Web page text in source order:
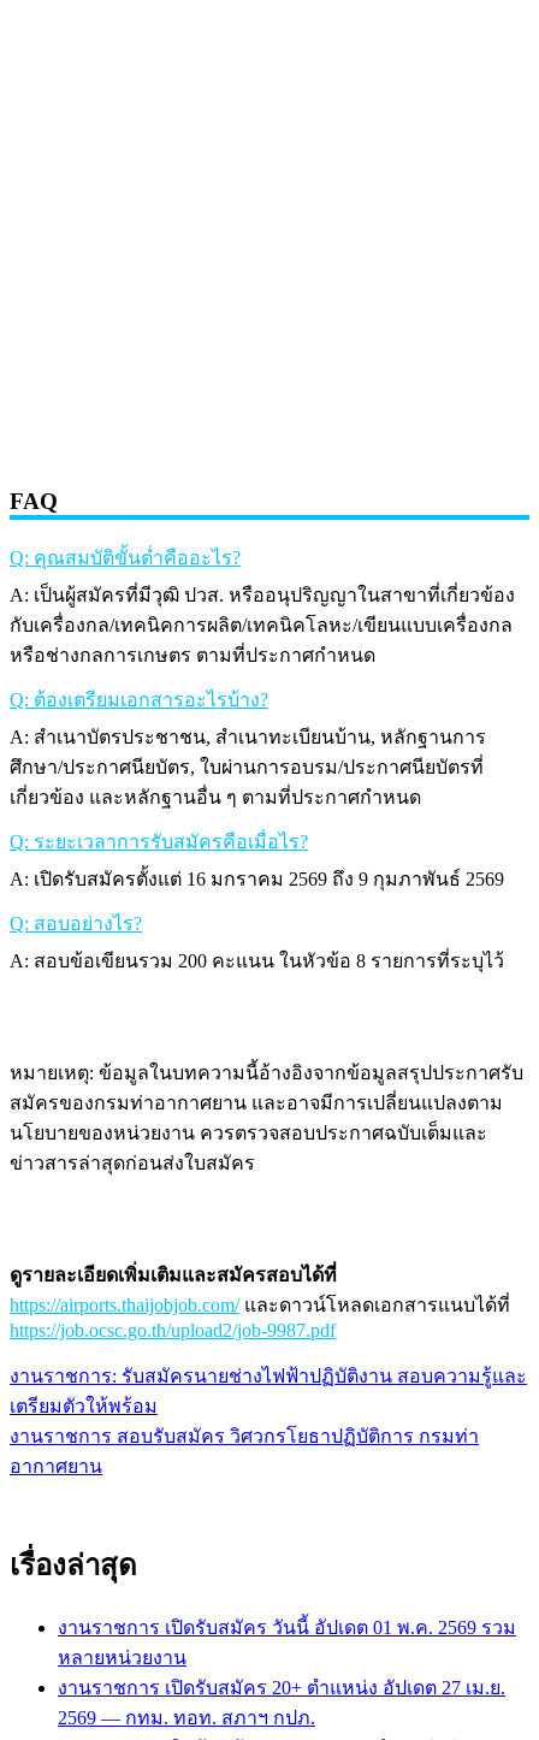
FAQ
Q: คุณสมบัติขั้นต่ำคืออะไร?
A: เป็นผู้สมัครที่มีวุฒิ ปวส. หรืออนุปริญญาในสาขาที่เกี่ยวข้อง
กับเครื่องกล/เทคนิคการผลิต/เทคนิคโลหะ/เขียนแบบเครื่องกล
หรือช่างกลการเกษตร ตามที่ประกาศกำหนด
Q: ต้องเตรียมเอกสารอะไรบ้าง?
A: สำเนาบัตรประชาชน, สำเนาทะเบียนบ้าน, หลักฐานการ
ศึกษา/ประกาศนียบัตร, ใบผ่านการอบรม/ประกาศนียบัตรที่
เกี่ยวข้อง และหลักฐานอื่น ๆ ตามที่ประกาศกำหนด
Q: ระยะเวลาการรับสมัครคือเมื่อไร?
A: เปิดรับสมัครตั้งแต่ 16 มกราคม 2569 ถึง 9 กุมภาพันธ์ 2569
Q: สอบอย่างไร?
A: สอบข้อเขียนรวม 200 คะแนน ในหัวข้อ 8 รายการที่ระบุไว้
หมายเหตุ: ข้อมูลในบทความนี้อ้างอิงจากข้อมูลสรุปประกาศรับ
สมัครของกรมท่าอากาศยาน และอาจมีการเปลี่ยนแปลงตาม
นโยบายของหน่วยงาน ควรตรวจสอบประกาศฉบับเต็มและ
ข่าวสารล่าสุดก่อนส่งใบสมัคร
ดูรายละเอียดเพิ่มเติมและสมัครสอบได้ที่
https://airports.thaijobjob.com/และดาวน์โหลดเอกสารแนบได้ที่
https://job.ocsc.go.th/upload2/job-9987.pdf
แนะแนว
เรื่อง
งานราชการ: รับสมัครนายช่างไฟฟ้าปฏิบัติงาน สอบความรู้และ
เตรียมตัวให้พร้อม
งานราชการ สอบรับสมัคร วิศวกรโยธาปฏิบัติการ กรมท่า
อากาศยาน
เรื่องล่าสุด
งานราชการ เปิดรับสมัคร วันนี้ อัปเดต 01 พ.ค. 2569 รวม
หลายหน่วยงาน
งานราชการ เปิดรับสมัคร 20+ ตำแหน่ง อัปเดต 27 เม.ย.
2569 — กทม. ทอท. สภาฯ กปภ.